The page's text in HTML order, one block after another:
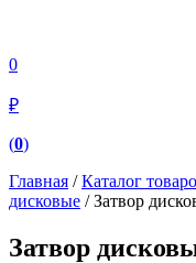
0
₽
(0)
Главная /Каталог
дисковые / Затвор
Затвор